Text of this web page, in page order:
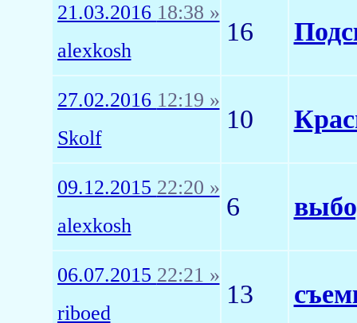
21.03.2016 18:38 »
alexkosh
16
27.02.2016 12:19 »
Skolf
10
09.12.2015 22:20 »
alexkosh
6
06.07.2015 22:21 »
riboed
13